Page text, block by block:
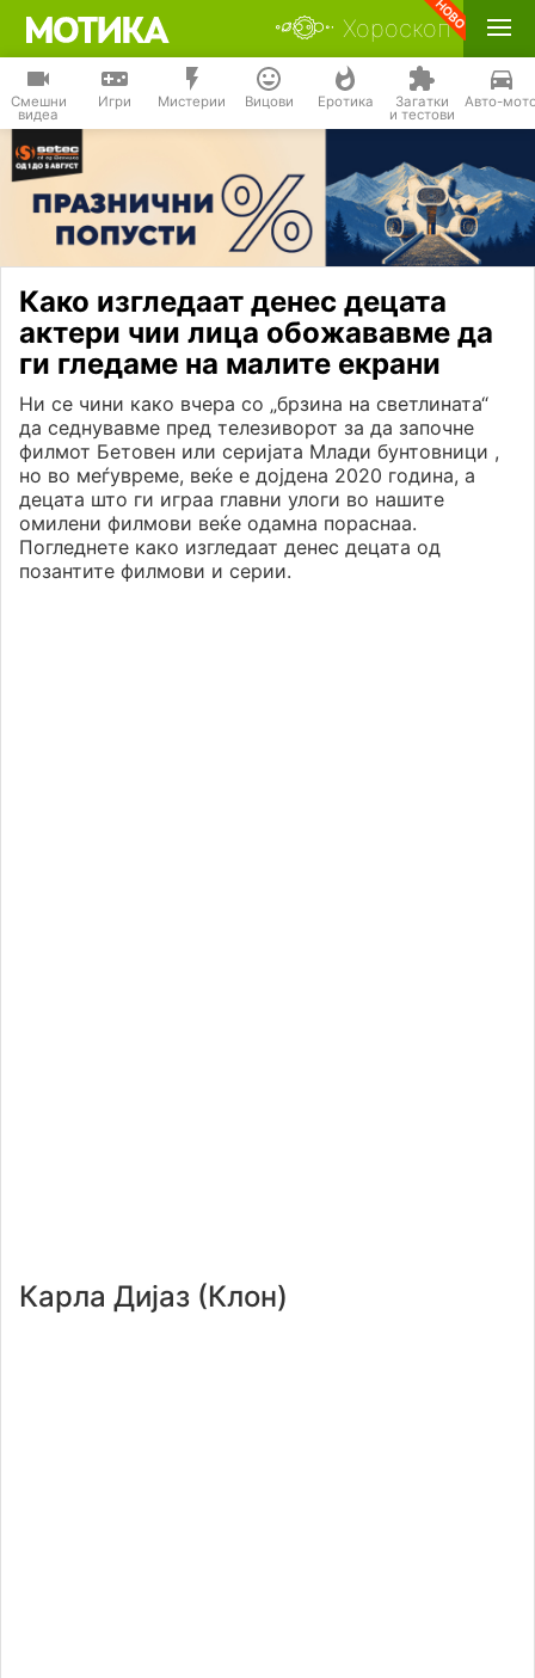
Хороскоп
Смешни
видеа
Игри Мистерии Вицови Еротика Загатки
и тестови
Авто-
Како изгледаат денес децата
актери чии лица обожававме да
ги гледаме на малите екрани
Ни се чини како вчера со „брзина на светлината“
да седнувавме пред телезиворот за да започне
филмот Бетовен или серијата Млади бунтовници ,
но во меѓувреме, веќе е дојдена 2020 година, а
децата што ги играа главни улоги во нашите
омилени филмови веќе одамна пораснаа.
Погледнете како изгледаат денес децата од
позантите филмови и серии.
Карла Дијаз (Клон)